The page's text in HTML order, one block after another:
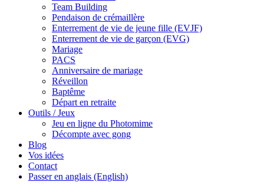
Team Building
Pendaison de crémaillère
Enterrement de vie de jeune fille (EVJF)
Enterrement de vie de garçon (EVG)
Mariage
PACS
Anniversaire de mariage
Réveillon
Baptême
Départ en retraite
Outils / Jeux
Jeu en ligne du Photomime
Décompte avec gong
Blog
Vos idées
Contact
Passer en anglais (English)